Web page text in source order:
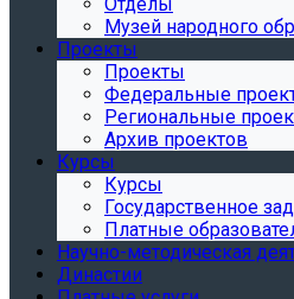
Музей народного
Проекты
Проекты
Федеральные
Региональные
Архив проектов
Курсы
Курсы
Государственное
Платные
Научно-методическая
Династии